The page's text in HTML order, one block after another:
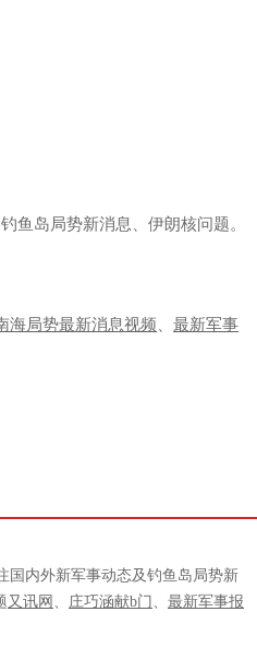
鱼岛局势新消息、伊朗核问题。
海局势最新消息视频 最新军事
国内外新军事动态及钓鱼岛局势新
又讯网 、 庄巧涵献b门 、 最新军事报